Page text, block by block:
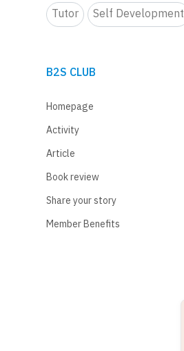
Tutor
Self Development
B2S CLUB
Homepage
Activity
Article
Book review
Share your story
Member Benefits